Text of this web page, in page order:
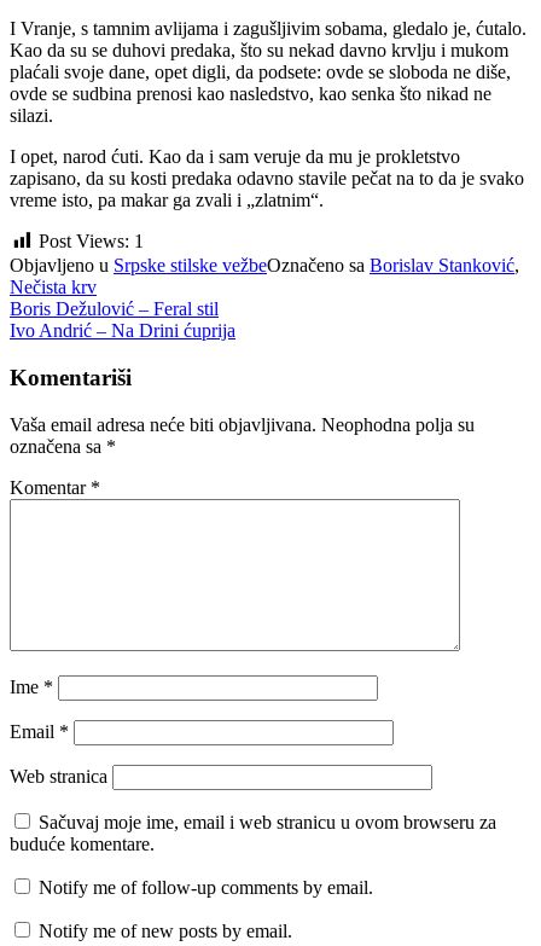
I Vranje, s tamnim avlijama i zagušljivim sobama, gledalo je, ćutalo.
Kao da su se duhovi predaka, što su nekad davno krvlju i mukom
plaćali svoje dane, opet digli, da podsete: ovde se sloboda ne diše,
ovde se sudbina prenosi kao nasledstvo, kao senka što nikad ne
silazi.
I opet, narod ćuti. Kao da i sam veruje da mu je prokletstvo
zapisano, da su kosti predaka odavno stavile pečat na to da je svako
vreme isto, pa makar ga zvali i „zlatnim“.
Post Views: 1
Objavljeno u Srpske stilske vežbeOznačeno sa Borislav Stanković,
Nečista krv
Navigacija
članaka
Boris Dežulović – Feral stil
Ivo Andrić – Na Drini ćuprija
Komentariši
Vaša email adresa neće biti objavljivana. Neophodna polja su
označena sa *
Komentar *
Ime *
Email *
Web stranica
Sačuvaj moje ime, email i web stranicu u ovom browseru za
buduće komentare.
Notify me of follow-up comments by email.
Notify me of new posts by email.